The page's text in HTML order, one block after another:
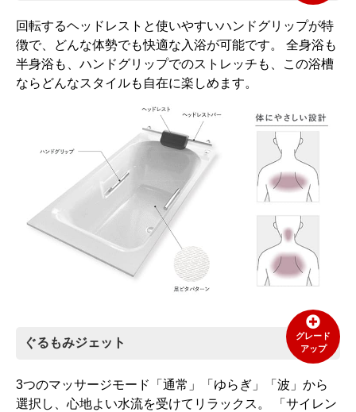
回転するヘッドレストと使いやすいハンドグリップが特
徴で、どんな体勢でも快適な入浴が可能です。 全身浴も
半身浴も、ハンドグリップでのストレッチも、この浴槽
ならどんなスタイルも自在に楽しめます。
ぐるもみジェット
グレード
アップ
3つのマッサージモード「通常」「ゆらぎ」「波」から
選択し、心地よい水流を受けてリラックス。 「サイレン